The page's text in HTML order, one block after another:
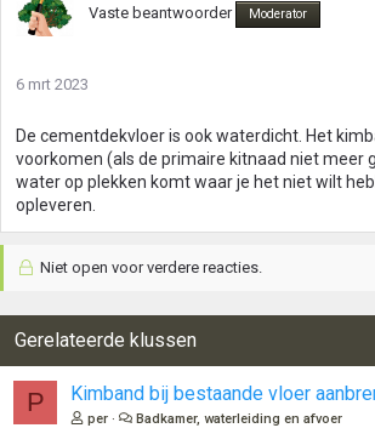
Vaste beantwoorder Moderator
6 mrt 2023
De cementdekvloer is ook waterdicht. Het
voorkomen (als de primaire kitnaad niet meer
water op plekken komt waar je het niet wilt
opleveren.
Niet open voor verdere reacties.
Gerelateerde klussen
P Kimband bij bestaande vloer
per Badkamer, waterleiding en afvoer